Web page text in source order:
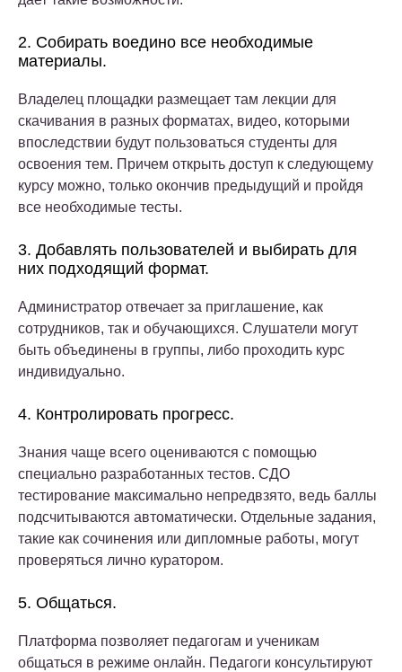
2. Собирать воедино все необходимые
материалы.
Владелец площадки размещает там лекции для
скачивания в разных форматах, видео, которыми
впоследствии будут пользоваться студенты для
освоения тем. Причем открыть доступ к следующему
курсу можно, только окончив предыдущий и пройдя
все необходимые тесты.
3. Добавлять пользователей и выбирать для
них подходящий формат.
Администратор отвечает за приглашение, как
сотрудников, так и обучающихся. Слушатели могут
быть объединены в группы, либо проходить курс
индивидуально.
4. Контролировать прогресс.
Знания чаще всего оцениваются с помощью
специально разработанных тестов. СДО
тестирование максимально непредвзято, ведь баллы
подсчитываются автоматически. Отдельные задания,
такие как сочинения или дипломные работы, могут
проверяться лично куратором.
5. Общаться.
Платформа позволяет педагогам и ученикам
общаться в режиме онлайн. Педагоги консультируют